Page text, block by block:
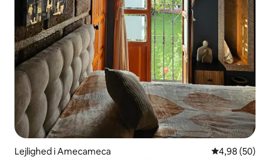
Lejlighed i Amecameca 4,98 ud af 5 i
4,98 (50)